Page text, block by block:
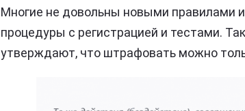
Многие не довольны новыми правилами
процедуры с регистрацией и тестами.
утверждают, что штрафовать можно